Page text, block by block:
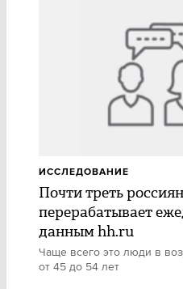
Почти треть россиян
перерабатывает
данным hh.ru
Чаще всего это люди в
от 45 до 54 лет
ИССЛЕДОВАНИЕ